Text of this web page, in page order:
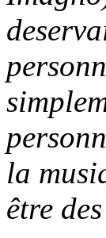
la
être